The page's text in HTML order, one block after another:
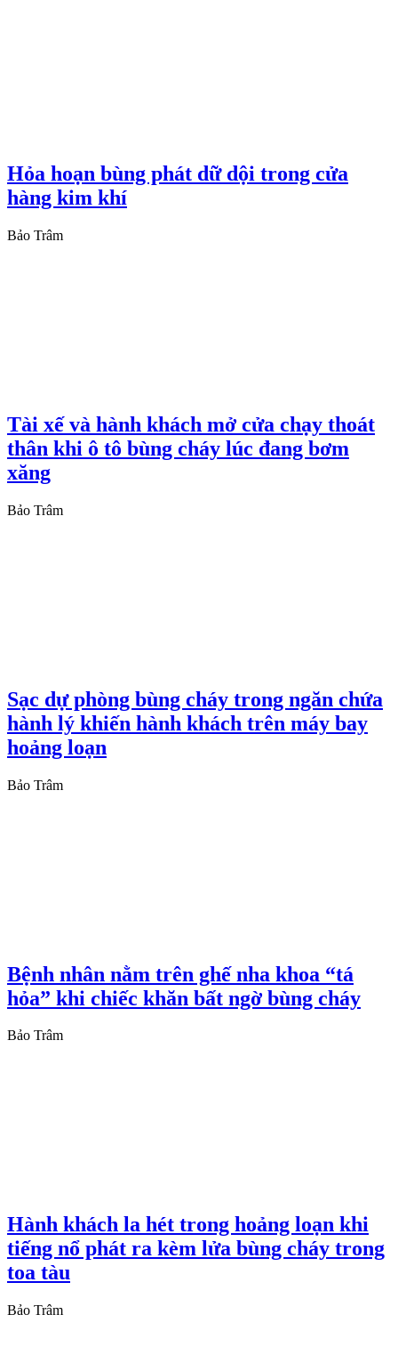
Hỏa hoạn bùng phát dữ dội trong cửa
hàng kim khí
Bảo Trâm
Tài xế và hành khách mở cửa chạy thoát
thân khi ô tô bùng cháy lúc đang bơm
xăng
Bảo Trâm
Sạc dự phòng bùng cháy trong ngăn chứa
hành lý khiến hành khách trên máy bay
hoảng loạn
Bảo Trâm
Bệnh nhân nằm trên ghế nha khoa “tá
hỏa” khi chiếc khăn bất ngờ bùng cháy
Bảo Trâm
Hành khách la hét trong hoảng loạn khi
tiếng nổ phát ra kèm lửa bùng cháy trong
toa tàu
Bảo Trâm